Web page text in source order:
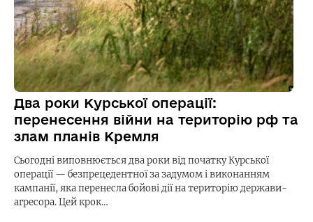
Два роки Курської операції:
перенесення війни на територію рф та
злам планів Кремля
Сьогодні виповнюється два роки від початку Курської
операції — безпрецедентної за задумом і виконанням
кампанії, яка перенесла бойові дії на територію держави-
агресора. Цей крок…